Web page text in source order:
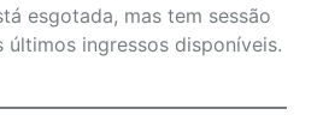
esgotada, mas tem sessão
últimos ingressos disponíveis.